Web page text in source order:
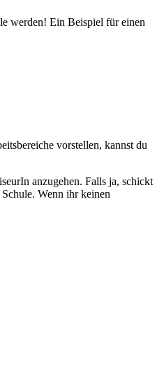
werden! Ein Beispiel für einen
vorstellen, kannst du
anzugehen. Falls ja, schickt
Wenn ihr keinen